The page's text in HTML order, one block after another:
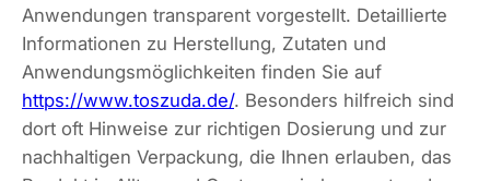
Anwendungen transparent vorgestellt. Detaillierte
Informationen zu Herstellung, Zutaten und
Anwendungsmöglichkeiten finden Sie auf
https://www.toszuda.de/. Besonders hilfreich sind
dort oft Hinweise zur richtigen Dosierung und zur
nachhaltigen Verpackung, die Ihnen erlauben, das